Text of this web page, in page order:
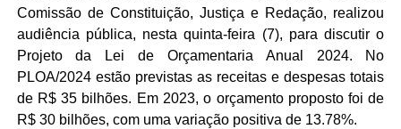
Comissão de Constituição, Justiça e Redação, realizou
audiência pública, nesta quinta-feira (7), para discutir o
Projeto da Lei de Orçamentaria Anual 2024. No
PLOA/2024 estão previstas as receitas e despesas totais
de R$ 35 bilhões. Em 2023, o orçamento proposto foi de
R$ 30 bilhões, com uma variação positiva de 13.78%.